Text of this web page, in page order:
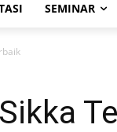
SEMINAR